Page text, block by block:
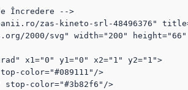
Încredere -->
zas-kineto-srl-48496376"
2000/svg" width="200"